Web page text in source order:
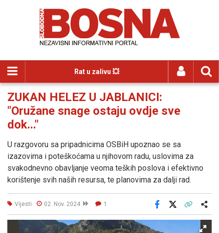
Rat u zalivu 💥
ZUKAN HELEZ U JABLANICI:
"Oružane snage ostaju ovdje sve
dok..."
U razgovoru sa pripadnicima OSBiH upoznao se sa
izazovima i poteškoćama u njihovom radu, uslovima za
svakodnevno obavljanje veoma teških poslova i efektivno
korištenje svih naših resursa, te planovima za dalji rad.
Vijesti 02. Nov. 2024 1
Facebook